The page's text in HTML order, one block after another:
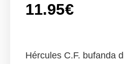
11.95€
Hércules C.F. bufanda